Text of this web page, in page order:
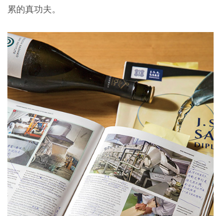
累的真功夫。